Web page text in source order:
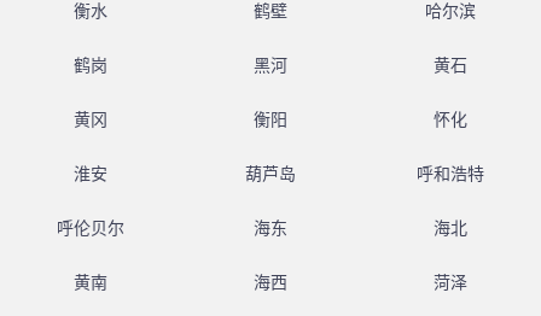
衡水 鹤壁 哈尔滨
鹤岗 黑河 黄石
黄冈 衡阳 怀化
淮安 葫芦岛 呼和浩特
呼伦贝尔 海东 海北
黄南 海西 菏泽